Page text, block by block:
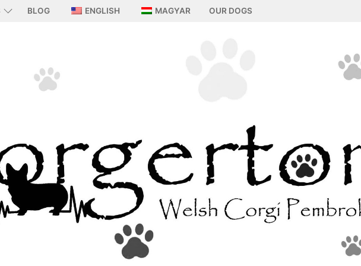
BLOG ENGLISH MAGYAR OUR DOGS